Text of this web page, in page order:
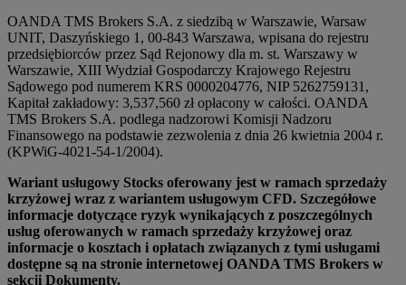
OANDA TMS Brokers S.A. z siedzibą w Warszawie, Warsaw
UNIT, Daszyńskiego 1, 00-843 Warszawa, wpisana do rejestru
przedsiębiorców przez Sąd Rejonowy dla m. st. Warszawy w
Warszawie, XIII Wydział Gospodarczy Krajowego Rejestru
Sądowego pod numerem KRS 0000204776, NIP 5262759131,
Kapitał zakładowy: 3,537,560 zł opłacony w całości. OANDA
TMS Brokers S.A. podlega nadzorowi Komisji Nadzoru
Finansowego na podstawie zezwolenia z dnia 26 kwietnia 2004 r.
(KPWiG-4021-54-1/2004).
Wariant usługowy Stocks oferowany jest w ramach sprzedaży
krzyżowej wraz z wariantem usługowym CFD. Szczegółowe
informacje dotyczące ryzyk wynikających z poszczególnych
usług oferowanych w ramach sprzedaży krzyżowej oraz
informacje o kosztach i opłatach związanych z tymi usługami
dostępne są na stronie internetowej OANDA TMS Brokers w
sekcji Dokumenty.